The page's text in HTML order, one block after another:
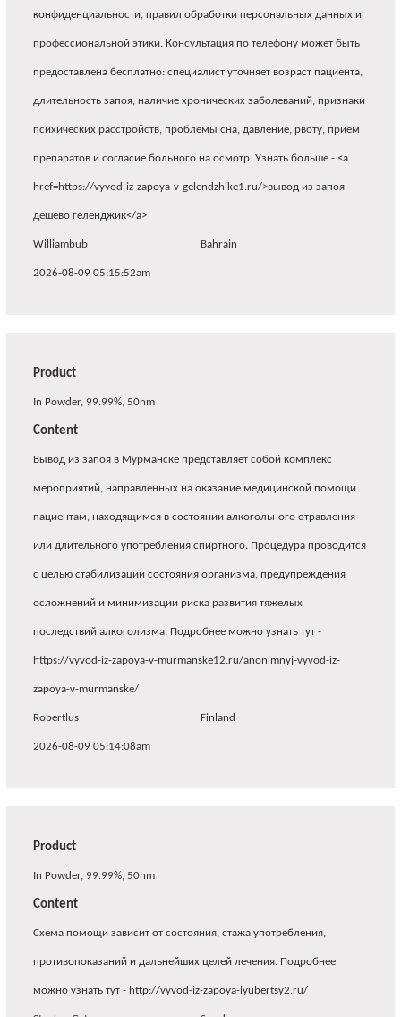
конфиденциальности, правил обработки персональных данных и
профессиональной этики. Консультация по телефону может быть
предоставлена бесплатно: специалист уточняет возраст пациента,
длительность запоя, наличие хронических заболеваний, признаки
психических расстройств, проблемы сна, давление, рвоту, прием
препаратов и согласие больного на осмотр. Узнать больше - <a
href=https://vyvod-iz-zapoya-v-gelendzhike1.ru/>вывод из запоя
дешево геленджик</a>
Williambub Bahrain
2026-08-09 05:15:52am
Product
In Powder, 99.99%, 50nm
Content
Вывод из запоя в Мурманске представляет собой комплекс
мероприятий, направленных на оказание медицинской помощи
пациентам, находящимся в состоянии алкогольного отравления
или длительного употребления спиртного. Процедура проводится
с целью стабилизации состояния организма, предупреждения
осложнений и минимизации риска развития тяжелых
последствий алкоголизма. Подробнее можно узнать тут -
https://vyvod-iz-zapoya-v-murmanske12.ru/anonimnyj-vyvod-iz-
zapoya-v-murmanske/
Robertlus Finland
2026-08-09 05:14:08am
Product
In Powder, 99.99%, 50nm
Content
Схема помощи зависит от состояния, стажа употребления,
противопоказаний и дальнейших целей лечения. Подробнее
можно узнать тут - http://vyvod-iz-zapoya-lyubertsy2.ru/